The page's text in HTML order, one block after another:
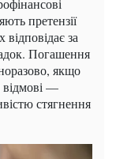
претензії
за
Погашення
якщо
відмові —
стягнення